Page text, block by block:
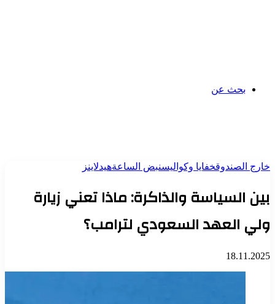
بحث عن
خارج الصندوقخفايا وكواليسنبض الساعةهيدلاينز
بين السياسة والذاكرة: ماذا تعني زيارة
ولي العهد السعودي لترامب؟
18.11.2025